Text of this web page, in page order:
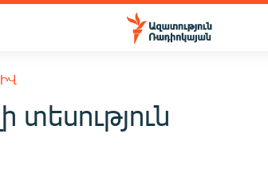
տեսություն